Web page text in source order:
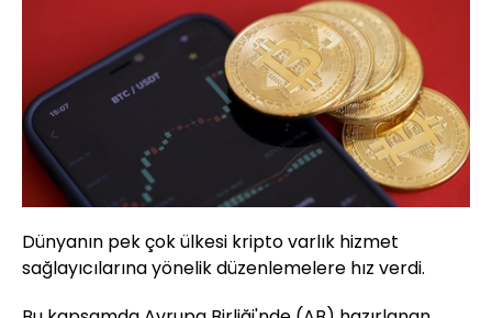
Dünyanın pek çok ülkesi kripto varlık hizmet
sağlayıcılarına yönelik düzenlemelere hız verdi.